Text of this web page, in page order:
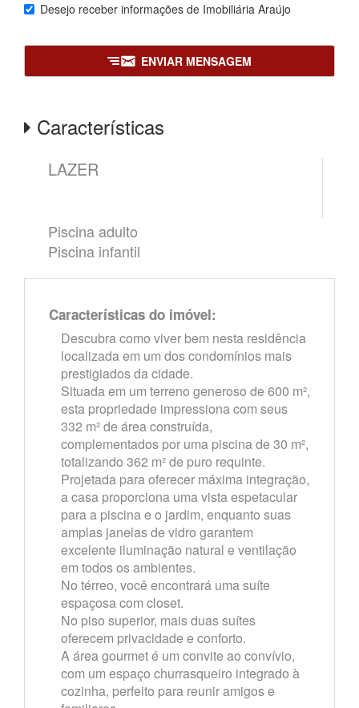
Desejo receber informações de Imobiliária Araújo
ENVIAR MENSAGEM
Características
LAZER
Piscina adulto
Piscina infantil
Características do imóvel:
Descubra como viver bem nesta residência
localizada em um dos condomínios mais
prestigiados da cidade.
Situada em um terreno generoso de 600 m²,
esta propriedade impressiona com seus
332 m² de área construída,
complementados por uma piscina de 30 m²,
totalizando 362 m² de puro requinte.
Projetada para oferecer máxima integração,
a casa proporciona uma vista espetacular
para a piscina e o jardim, enquanto suas
amplas janelas de vidro garantem
excelente iluminação natural e ventilação
em todos os ambientes.
No térreo, você encontrará uma suíte
espaçosa com closet.
No piso superior, mais duas suítes
oferecem privacidade e conforto.
A área gourmet é um convite ao convívio,
com um espaço churrasqueiro integrado à
cozinha, perfeito para reunir amigos e